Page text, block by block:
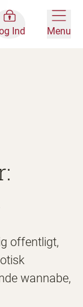
Ind Menu
offentligt,
wannabe,